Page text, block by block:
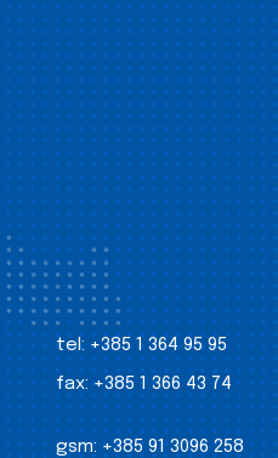
tel: +385 1 364 95 95
fax: +385 1 366 43 74
gsm: +385 91 3096 258